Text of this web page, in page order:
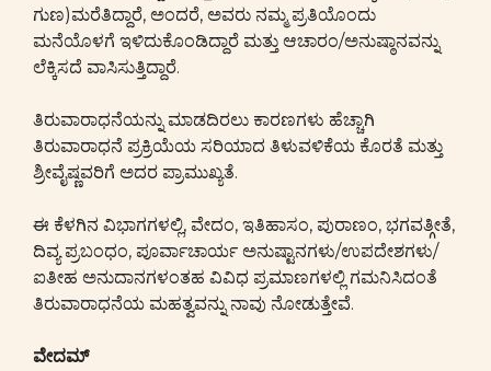
ಗುಣ)ಮರೆತಿದ್ದಾರೆ, ಅಂದರೆ, ಅವರು ನಮ್ಮ ಪ್ರತಿಯೊಂದು
ಮನೆಯೊಳಗೆ ಇಳಿದುಕೊಂಡಿದ್ದಾರೆ ಮತ್ತು ಆಚಾರಂ/ಅನುಷ್ಠಾನವನ್ನು
ಲೆಕ್ಕಿಸದೆ ವಾಸಿಸುತ್ತಿದ್ದಾರೆ.
ತಿರುವಾರಾಧನೆಯನ್ನು ಮಾಡದಿರಲು ಕಾರಣಗಳು ಹೆಚ್ಚಾಗಿ
ತಿರುವಾರಾಧನೆ ಪ್ರಕ್ರಿಯೆಯ ಸರಿಯಾದ ತಿಳುವಳಿಕೆಯ ಕೊರತೆ ಮತ್ತು
ಶ್ರೀವೈಷ್ಣವರಿಗೆ ಅದರ ಪ್ರಾಮುಖ್ಯತೆ.
ಈ ಕೆಳಗಿನ ವಿಭಾಗಗಳಲ್ಲಿ, ವೇದಂ, ಇತಿಹಾಸಂ, ಪುರಾಣಂ, ಭಗವತ್ಗೀತೆ,
ದಿವ್ಯ ಪ್ರಬಂಧಂ, ಪೂರ್ವಾಚಾರ್ಯ ಅನುಷ್ಟಾನಗಳು/ಉಪದೇಶಗಳು/
ಐತೀಹ ಅನುದಾನಗಳಂತಹ ವಿವಿಧ ಪ್ರಮಾಣಗಳಲ್ಲಿ ಗಮನಿಸಿದಂತೆ
ತಿರುವಾರಾಧನೆಯ ಮಹತ್ವವನ್ನು ನಾವು ನೋಡುತ್ತೇವೆ.
ವೇದಮ್